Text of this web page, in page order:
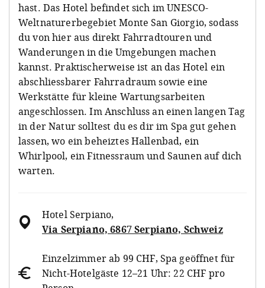
hast. Das Hotel befindet sich im UNESCO-
Weltnaturerbegebiet Monte San Giorgio, sodass
du von hier aus direkt Fahrradtouren und
Wanderungen in die Umgebungen machen
kannst. Praktischerweise ist an das Hotel ein
abschliessbarer Fahrradraum sowie eine
Werkstätte für kleine Wartungsarbeiten
angeschlossen. Im Anschluss an einen langen Tag
in der Natur solltest du es dir im Spa gut gehen
lassen, wo ein beheiztes Hallenbad, ein
Whirlpool, ein Fitnessraum und Saunen auf dich
warten.
Hotel Serpiano,
Via Serpiano, 6867 Serpiano, Schweiz
Einzelzimmer ab 99 CHF, Spa geöffnet für
Nicht-Hotelgäste 12–21 Uhr: 22 CHF pro